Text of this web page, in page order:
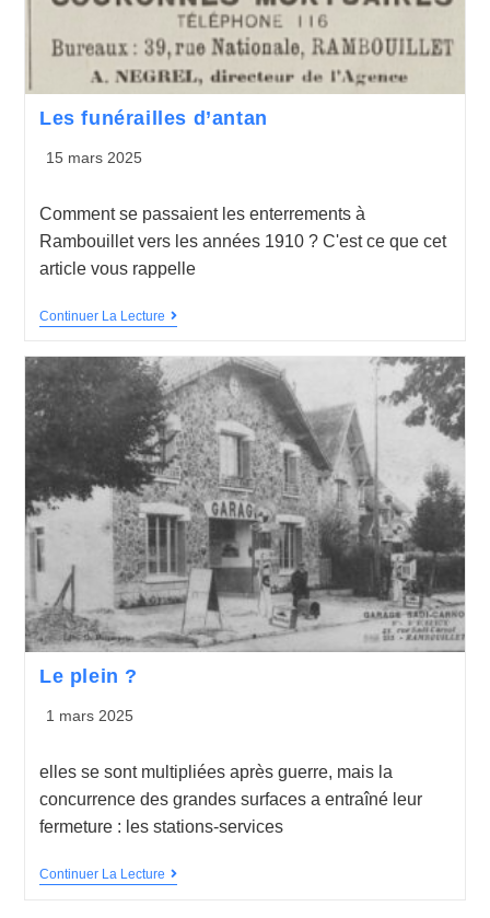
Les funérailles d’antan
15 mars 2025
Comment se passaient les enterrements à
Rambouillet vers les années 1910 ? C'est ce que cet
article vous rappelle
Continuer La Lecture
Le plein ?
1 mars 2025
elles se sont multipliées après guerre, mais la
concurrence des grandes surfaces a entraîné leur
fermeture : les stations-services
Continuer La Lecture